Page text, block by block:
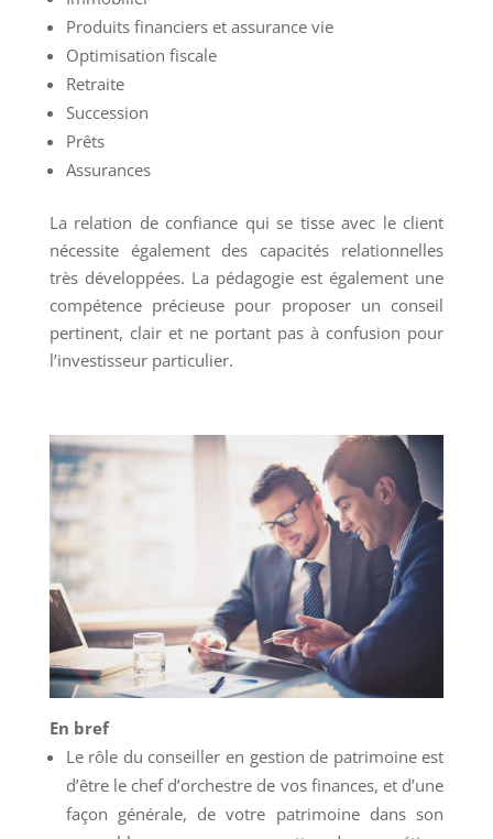
Produits financiers et assurance vie
Optimisation fiscale
Retraite
Succession
Prêts
Assurances
La relation de confiance qui se tisse avec le client
nécessite également des capacités relationnelles
très développées. La pédagogie est également une
compétence précieuse pour proposer un conseil
pertinent, clair et ne portant pas à confusion pour
l’investisseur particulier.
En bref
Le rôle du conseiller en gestion de patrimoine est
d’être le chef d’orchestre de vos finances, et d’une
façon générale, de votre patrimoine dans son